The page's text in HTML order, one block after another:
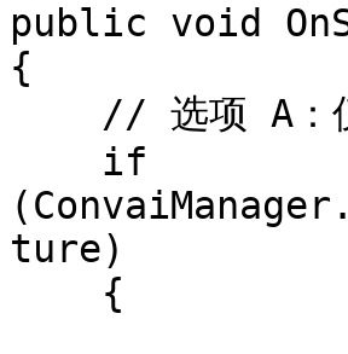
public void
{
ture)